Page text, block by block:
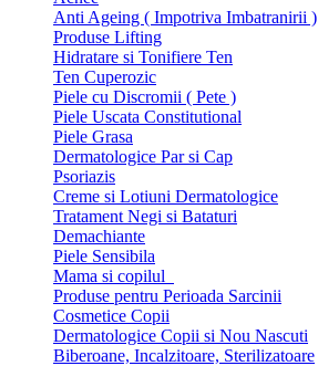
Anti Ageing ( Impotriva Imbatranirii )
Produse Lifting
Hidratare si Tonifiere Ten
Ten Cuperozic
Piele cu Discromii ( Pete )
Piele Uscata Constitutional
Piele Grasa
Dermatologice Par si Cap
Psoriazis
Creme si Lotiuni Dermatologice
Tratament Negi si Bataturi
Demachiante
Piele Sensibila
Mama si copilul
Produse pentru Perioada Sarcinii
Cosmetice Copii
Dermatologice Copii si Nou Nascuti
Biberoane, Incalzitoare, Sterilizatoare